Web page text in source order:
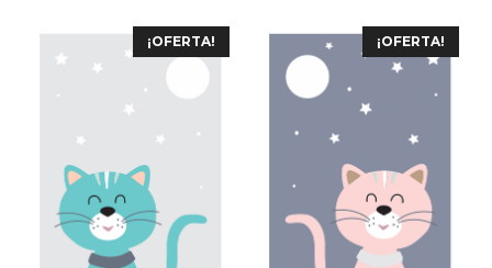
¡OFERTA! ¡OFERTA!